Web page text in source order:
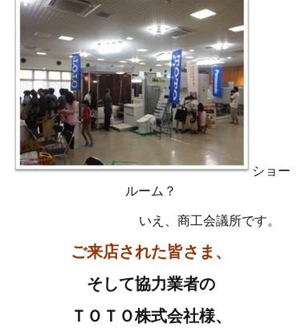
ショー
ルーム？
いえ、商工会議所です。
ご来店された皆さま、
そして協力業者の
ＴＯＴＯ株式会社様、